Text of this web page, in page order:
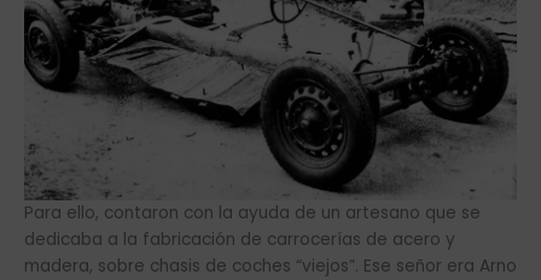
Para ello, contaron con la ayuda de un artesano que se
dedicaba a la fabricación de carrocerías de acero y
madera, sobre chasis de coches “viejos”. Ese señor era Arno